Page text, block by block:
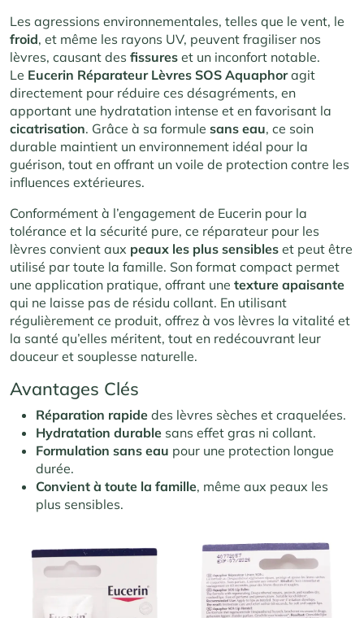
Les agressions environnementales, telles que le vent, le
froid, et même les rayons UV, peuvent fragiliser nos
lèvres, causant des fissures et un inconfort notable.
Le Eucerin Réparateur Lèvres SOS Aquaphoragit
directement pour réduire ces désagréments, en
apportant une hydratation intense et en favorisant la
cicatrisation. Grâce à sa formule sans eau, ce soin
durable maintient un environnement idéal pour la
guérison, tout en offrant un voile de protection contre les
influences extérieures.
Conformément à l’engagement de Eucerin pour la
tolérance et la sécurité pure, ce réparateur pour les
lèvres convient aux peaux les plus sensibles et peut être
utilisé par toute la famille. Son format compact permet
une application pratique, offrant une texture apaisante
qui ne laisse pas de résidu collant. En utilisant
régulièrement ce produit, offrez à vos lèvres la vitalité et
la santé qu’elles méritent, tout en redécouvrant leur
douceur et souplesse naturelle.
Avantages Clés
Réparation rapide des lèvres sèches et craquelées.
Hydratation durable sans effet gras ni collant.
Formulation sans eau pour une protection longue
durée.
Convient à toute la famille, même aux peaux les
plus sensibles.